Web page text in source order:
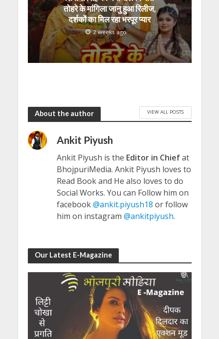
तोहरे के मांगिला जानु हुआ रिलीज,
दर्शकों का मिल रहा भरपूर प्यार
2 weeks ago
About the author VIEW ALL POSTS
Ankit Piyush
Ankit Piyush is the Editor in Chiefat
BhojpuriMedia. Ankit Piyush loves to
Read Book and He also loves to do
Social Works. You can Follow him on
facebook@ankit.piyush18 or follow
him on instagram @ankitpiyush.
Our Latest E-Magazine